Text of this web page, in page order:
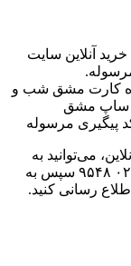
آنلاین سایت
کارت مشق شب و
ساپ مشق
می‌توانید به
کارت مشق شب پرداخت کنید ۶۰۳۷ ۶۹۷۵ ۰۲۳۴ ۹۵۴۸ سپس به